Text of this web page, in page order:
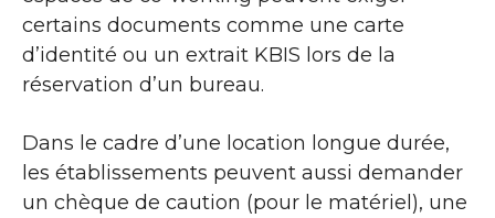
certains documents comme une carte
d’identité ou un extrait KBIS lors de la
réservation d’un bureau.
Dans le cadre d’une location longue durée,
les établissements peuvent aussi demander
un chèque de caution (pour le matériel), une